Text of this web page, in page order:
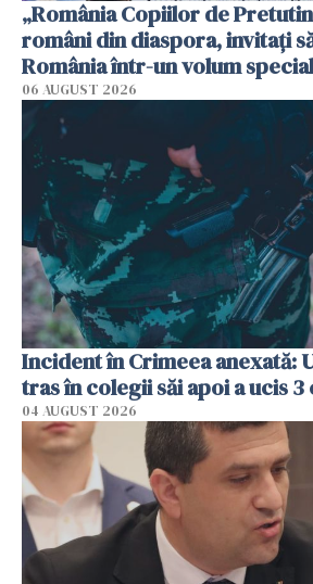
„România Copiilor de
români din diaspora, invitați
România într-un volum special
06 AUGUST 2026
Incident în Crimeea anexată:
tras în colegii săi apoi a ucis
04 AUGUST 2026